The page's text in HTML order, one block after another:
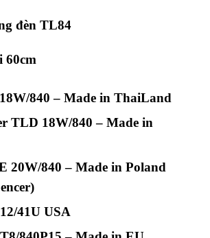
đèn TL84
60cm
840 – Made in ThaiLand
TLD 18W/840 – Made in
20W/840 – Made in Poland
41U USA